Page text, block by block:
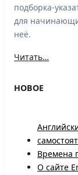
подборка-
для
неё.
Читать…
НОВОЕ
Времена
О сайте